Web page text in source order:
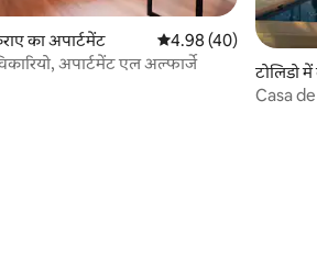
का अपार्टमेंट औसत रेटिंग 5 में से 4.98,
4.98 (40)
अपार्टमेंट एल अल्फार्जे
टोलिडो
Casa